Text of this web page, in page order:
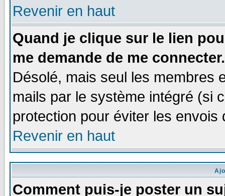
Revenir en haut
Quand je clique sur le lien
me demande de me connecter.
Désolé, mais seul les membres
mails par le système intégré (si
protection pour éviter les
Revenir en haut
Comment puis-je poster un